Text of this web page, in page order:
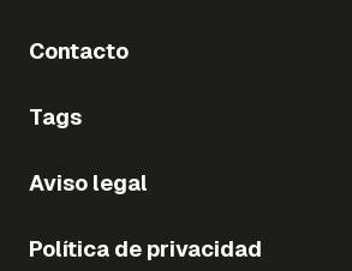
Contacto
Tags
Aviso legal
Política de privacidad